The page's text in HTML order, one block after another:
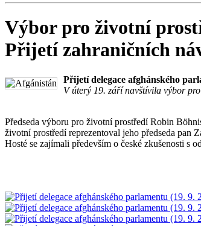
Výbor pro životní
Přijetí zahraničních
Přijetí delegace afghánského
V úterý 19. září navštívila výbor
Předseda výboru pro životní prostředí Robin
životní prostředí reprezentoval jeho předseda pan
Hosté se zajímali především o české zkušenosti s